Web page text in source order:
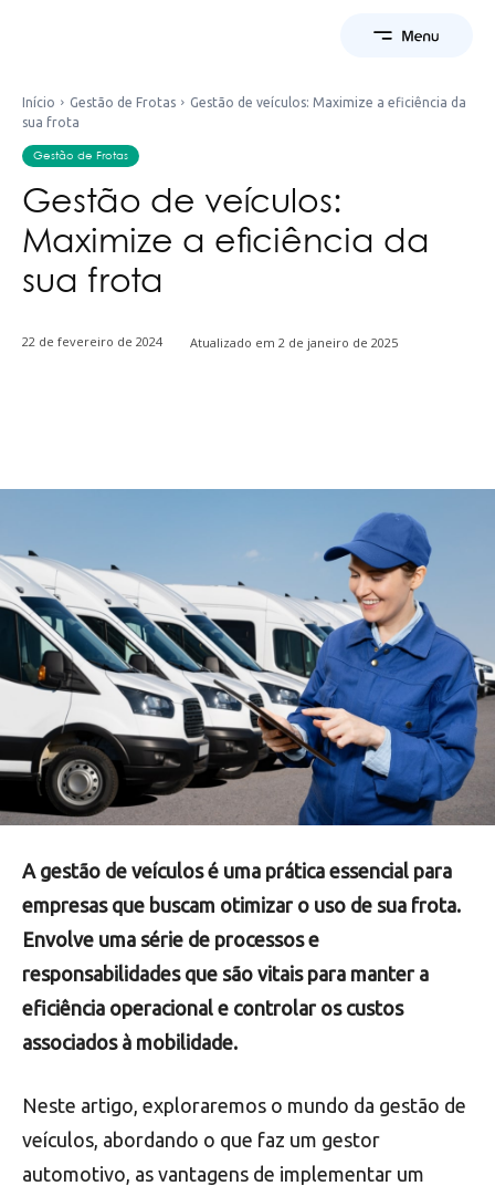
Início Gestão de Frotas
Gestão de veículos: Maximize a eficiência da
sua frota
Gestão de Frotas
Gestão de veículos:
Maximize a eficiência da
sua frota
22 de fevereiro de 2024 Atualizado em 2 de janeiro de 2025
A gestão de veículos é uma prática essencial para
empresas que buscam otimizar o uso de sua frota.
Envolve uma série de processos e
responsabilidades que são vitais para manter a
eficiência operacional e controlar os custos
associados à mobilidade.
Neste artigo, exploraremos o mundo da gestão de
veículos, abordando o que faz um gestor
automotivo, as vantagens de implementar um